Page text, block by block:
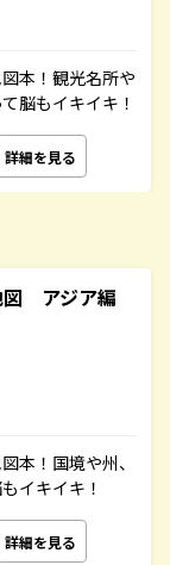
本！観光名所や
脳もイキイキ！
詳細を見る
アジア編
本！国境や州、
イキイキ！
詳細を見る